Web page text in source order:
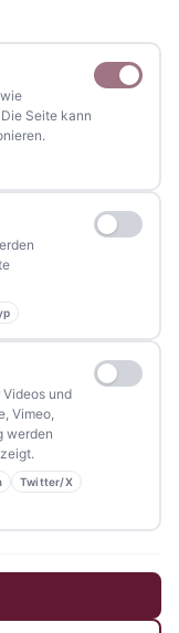
sollte?
Leserinnen und
Seite kann
und
Vimeo,
werden
Twitter/X